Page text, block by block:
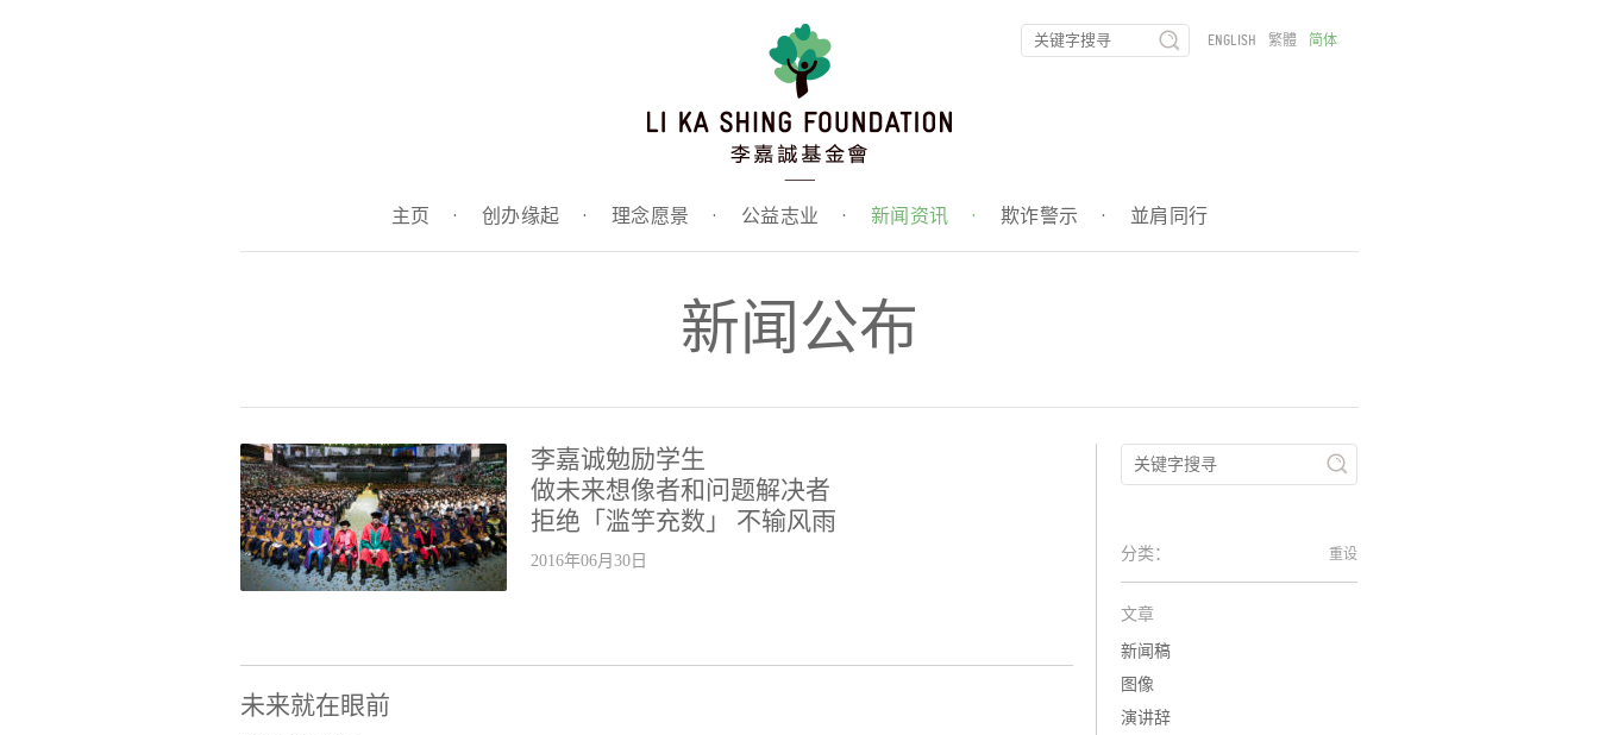
主页 · 创办缘起 · 理念愿景 · 公益志业 · 新闻资讯 · 欺诈警示 · 並肩同行
ENGLISH 繁體 简体
新闻公布
李嘉诚勉励学生
做未来想像者和问题解决者
拒绝「滥竽充数」 不输风雨
2016年06月30日
未来就在眼前
分类： 重设
文章
新闻稿
图像
演讲辞